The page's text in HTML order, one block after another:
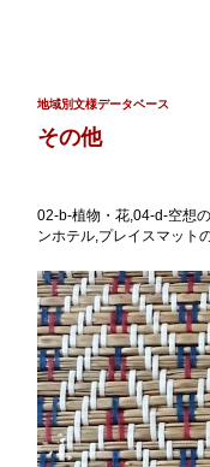
地域別文様データベース
その他
02-b-植物・花,04-d-空想
ンホテル,プレイスマット